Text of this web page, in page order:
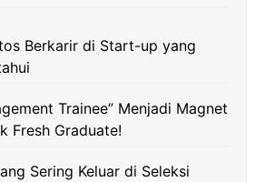
Berkarir di Start-up yang
Trainee” Menjadi Magnet
Fresh Graduate!
Sering Keluar di Seleksi